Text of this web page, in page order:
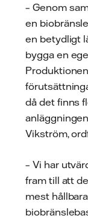
– Genom
en
en betydligt
bygga en
då det finns
Vikström,
– Vi har
fram till att
mest